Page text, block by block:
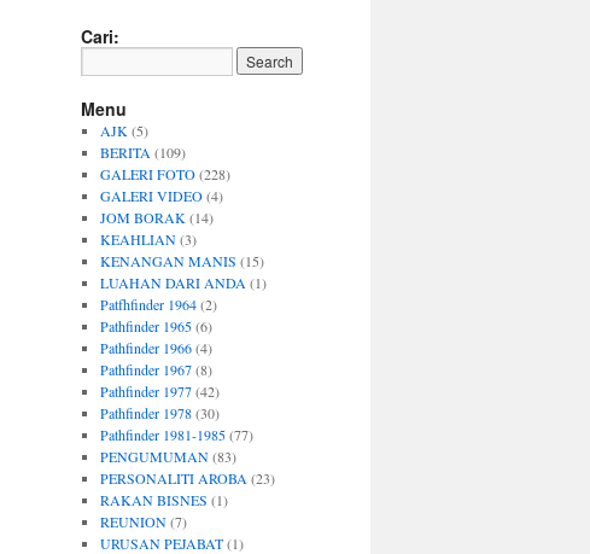
Cari:
Menu
AJK (5)
BERITA (109)
GALERI FOTO(228)
GALERI VIDEO(4)
JOM BORAK (14)
KEAHLIAN(3)
KENANGAN MANIS (15)
LUAHAN DARI ANDA (1)
Patfhfinder 1964(2)
Pathfinder 1965(6)
Pathfinder 1966(4)
Pathfinder 1967(8)
Pathfinder 1977(42)
Pathfinder 1978(30)
Pathfinder 1981-1985(77)
PENGUMUMAN(83)
PERSONALITI AROBA (23)
RAKAN BISNES (1)
REUNION(7)
URUSAN PEJABAT(1)